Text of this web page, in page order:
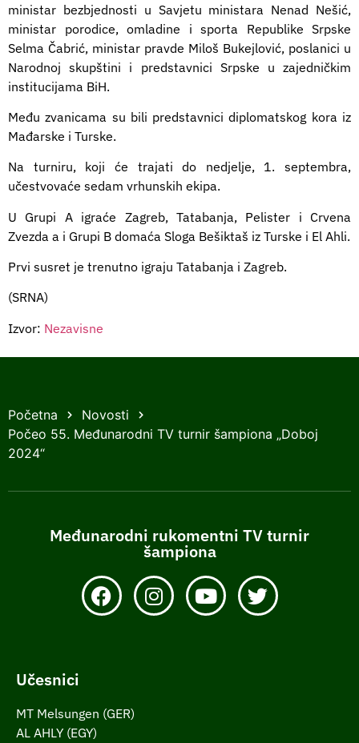
ministar bezbjednosti u Savjetu ministara Nenad Nešić,
ministar porodice, omladine i sporta Republike Srpske
Selma Čabrić, ministar pravde Miloš Bukejlović, poslanici u
Narodnoj skupštini i predstavnici Srpske u zajedničkim
institucijama BiH.
Među zvanicama su bili predstavnici diplomatskog kora iz
Mađarske i Turske.
Na turniru, koji će trajati do nedjelje, 1. septembra,
učestvovaće sedam vrhunskih ekipa.
U Grupi A igraće Zagreb, Tatabanja, Pelister i Crvena
Zvezda a i Grupi B domaća Sloga Bešiktaš iz Turske i El Ahli.
Prvi susret je trenutno igraju Tatabanja i Zagreb.
(SRNA)
Izvor: Nezavisne
Početna
Novosti
Počeo 55. Međunarodni TV turnir šampiona „Doboj
2024“
Međunarodni rukomentni TV turnir
šampiona
Učesnici
MT Melsungen (GER)
AL AHLY (EGY)